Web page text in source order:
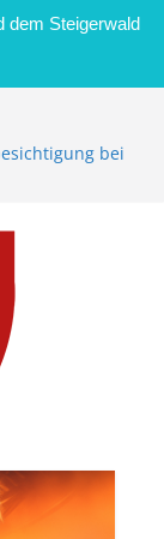
dem Steigerwald
bei
unter
Anmeldung für